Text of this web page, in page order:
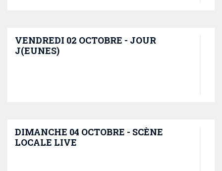
VENDREDI 02 OCTOBRE - JOUR
J(EUNES)
DIMANCHE 04 OCTOBRE - SCÈNE
LOCALE LIVE